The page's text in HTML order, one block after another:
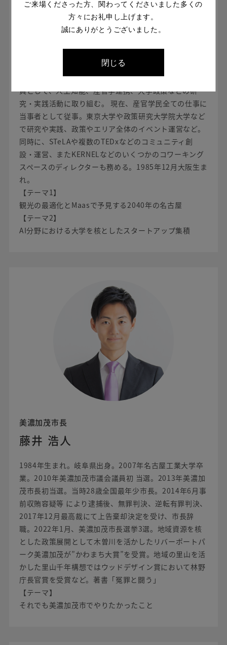
慶應義塾大学SFC研究所 上席所員
田中 和哉
士課程)を修了後、シティバンクにて商業・投資銀行業
務に従事。その後、同大学院 博士課程に進学および研究
員として、人工知能、産官学連携、大学政策などの研
究・実践活動に取り組む。 現在、産官学民全ての仕事に
当事者として従事。東京大学や政策研究大学院大学など
で研究や実践、政策やエリア全体のイベント運営など。
同時に、STeLAや複数のTEDxなどのコミュニティ創
設・運営、またKERNELなどのいくつかのコワーキング
スペースのディレクターも務める。1985年12月大阪生ま
れ。
【テーマ1】
観光の最適化とMaasで予見する2040年の名古屋
【テーマ2】
AI分野における大学を核としたスタートアップ集積
美濃加茂市長
藤井 浩人
1984年生まれ。岐阜県出身。2007年名古屋工業大学卒
業。2010年美濃加茂市議会議員初 当選。2013年美濃加
茂市長初当選。当時28歳全国最年少市長。2014年6月事
前収賄容疑等 により逮捕後、無罪判決、逆転有罪判決、
2017年12月最高裁にて上告棄却決定を受け、市長辞
職。2022年1月、美濃加茂市長選挙3選。地域資源を核
とした政策展開として木曽川を活かしたリバーポートパ
ーク美濃加茂が”かわまち大賞”を受賞。地域の里山を活
かした里山千年構想ではウッドデザイン賞において林野
庁長官賞を受賞など。著書「冤罪と闘う」
【テーマ】
それでも美濃加茂市でやりたかったこと
ご来場くださった方、関わってくださいました多くの
方々にお礼申し上げます。
誠にありがとうございました。
閉じる